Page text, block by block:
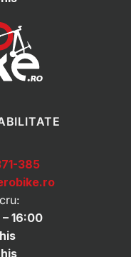
385
16:00